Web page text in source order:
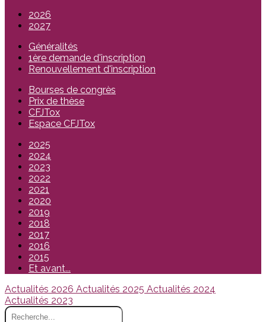
2026
2027
Généralités
1ère demande d'inscription
Renouvellement d'inscription
Bourses de congrès
Prix de thèse
CFJTox
Espace CFJTox
2025
2024
2023
2022
2021
2020
2019
2018
2017
2016
2015
Et avant...
Actualités 2026 Actualités 2025 Actualités 2024
Actualités 2023